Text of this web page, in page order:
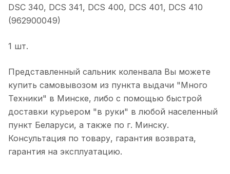
DSC 340, DCS 341, DCS 400, DCS 401, DCS 410
(962900049)
1 шт.
Представленный сальник коленвала Вы можете
купить самовывозом из пункта выдачи "Много
Техники" в Минске, либо с помощью быстрой
доставки курьером "в руки" в любой населенный
пункт Беларуси, а также по г. Минску.
Консультация по товару, гарантия возврата,
гарантия на эксплуатацию.